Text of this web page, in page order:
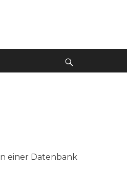
einer Datenbank